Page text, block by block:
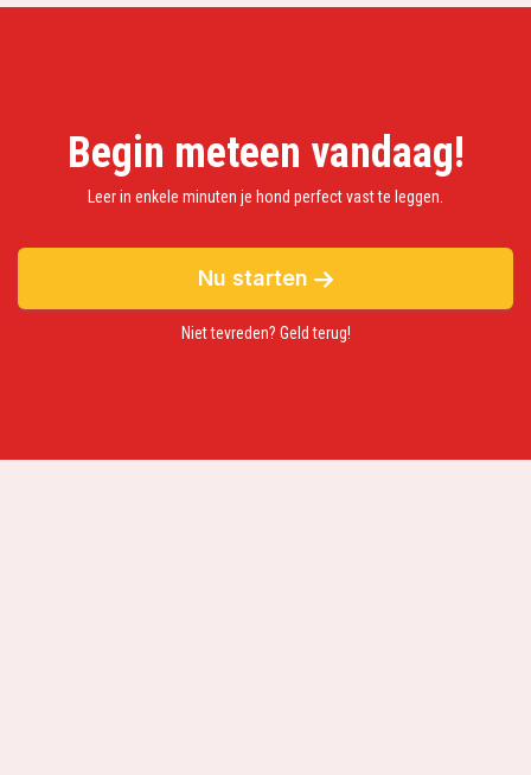
Begin meteen vandaag!
Leer in enkele minuten je hond perfect vast te leggen.
Nu starten
Niet tevreden? Geld terug!